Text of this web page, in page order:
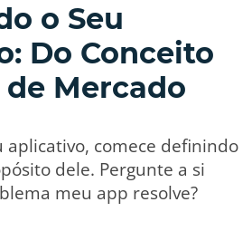
o Seu
Do Conceito
Mercado
aplicativo, comece definindo
dele. Pergunte a si
meu app resolve?